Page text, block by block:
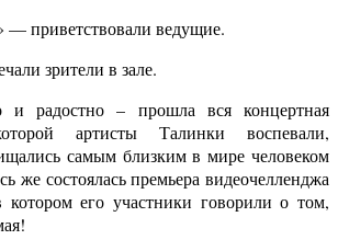
— приветствовали ведущие.
зрители в зале.
радостно – прошла вся концертная
артисты Талинки воспевали,
самым близким в мире человеком
же состоялась премьера видеочелленджа
его участники говорили о том,